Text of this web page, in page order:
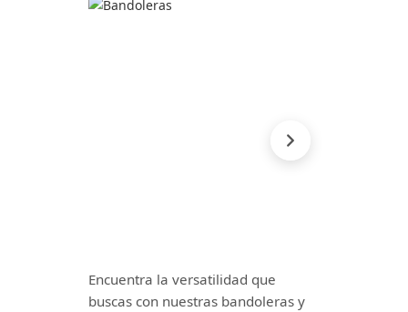
Encuentra la versatilidad que
buscas con nuestras bandoleras y